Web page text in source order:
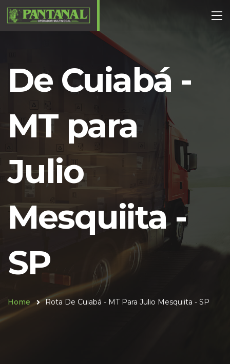
De Cuiabá -
MT para
Julio
Mesquiita -
SP
Home Rota De Cuiabá - MT Para Julio Mesquiita - SP